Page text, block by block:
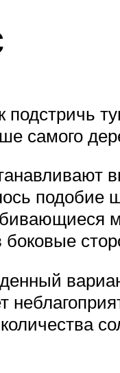
подстричь
самого
подобие
боковые